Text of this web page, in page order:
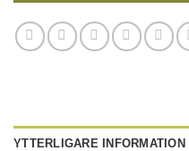
YTTERLIGARE INFORMATION